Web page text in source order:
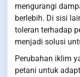
mengurangi
berlebih. Di sisi
toleran terhadap
menjadi solusi
Perubahan iklim
petani untuk